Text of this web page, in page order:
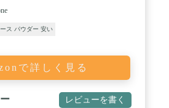
ス パウダー 安い
で詳しく見る
レビューを書く